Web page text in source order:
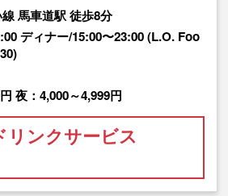
馬車道駅 徒歩8分
ディナー/15:00〜23:00 (L.O. Foo
夜：4,000～4,999円
リンクサービス